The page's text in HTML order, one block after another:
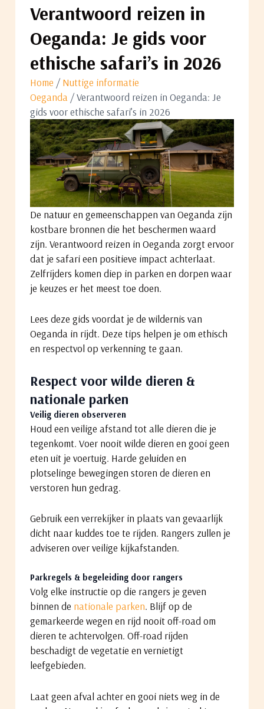
Verantwoord reizen in
Oeganda: Je gids voor
ethische safari’s in 2026
Home / Nuttige informatie
Oeganda / Verantwoord reizen in Oeganda: Je
gids voor ethische safari’s in 2026
De natuur en gemeenschappen van Oeganda zijn
kostbare bronnen die het beschermen waard
zijn. Verantwoord reizen in Oeganda zorgt ervoor
dat je safari een positieve impact achterlaat.
Zelfrijders komen diep in parken en dorpen waar
je keuzes er het meest toe doen.
Lees deze gids voordat je de wildernis van
Oeganda in rijdt. Deze tips helpen je om ethisch
en respectvol op verkenning te gaan.
Respect voor wilde dieren &
nationale parken
Veilig dieren observeren
Houd een veilige afstand tot alle dieren die je
tegenkomt. Voer nooit wilde dieren en gooi geen
eten uit je voertuig. Harde geluiden en
plotselinge bewegingen storen de dieren en
verstoren hun gedrag.
Gebruik een verrekijker in plaats van gevaarlijk
dicht naar kuddes toe te rijden. Rangers zullen je
adviseren over veilige kijkafstanden.
Parkregels & begeleiding door rangers
Volg elke instructie op die rangers je geven
binnen de nationale parken. Blijf op de
gemarkeerde wegen en rijd nooit off-road om
dieren te achtervolgen. Off-road rijden
beschadigt de vegetatie en vernietigt
leefgebieden.
Laat geen afval achter en gooi niets weg in de